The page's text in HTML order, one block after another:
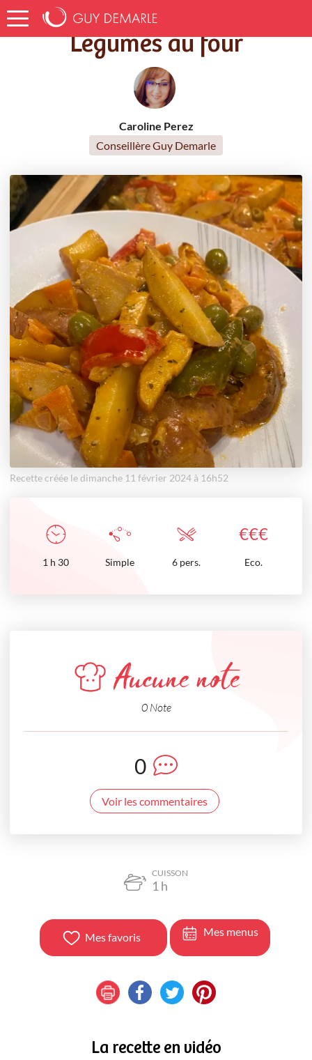
Accueil Recettes Légumes au four
Légumes au four
Caroline Perez
Conseillère Guy Demarle
Recette créée le dimanche 11 février 2024 à 16h52
€€€
1 h 30 Simple 6 pers. Eco.
Aucune note
0 Note
0
Voir les commentaires
CUISSON
1 h
Mes favoris Mes menus
La recette en vidéo